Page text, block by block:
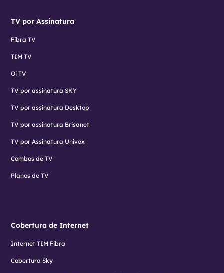
TV por Assinatura
Fibra TV
TIM TV
Oi TV
TV por assinatura SKY
TV por assinatura Desktop
TV por assinatura Brisanet
TV por Assinatura Univox
Combos de TV
Planos de TV
Cobertura de Internet
Internet TIM Fibra
Cobertura Sky